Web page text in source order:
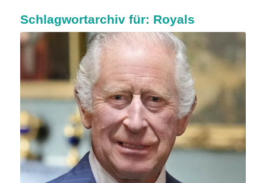
Schlagwortarchiv für: Royals